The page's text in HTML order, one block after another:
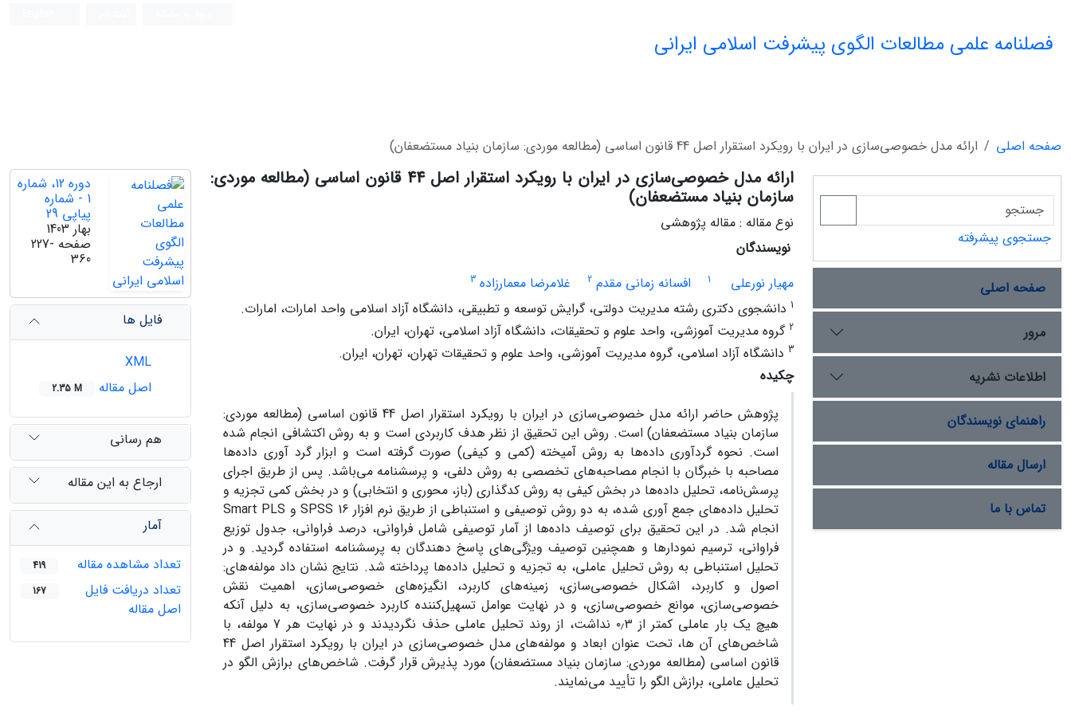
فصلنامه علمی مطالعات الگوی پیشرفت اسلامی ایرانی
صفحه اصلی ارائه مدل خصوصی‌سازی در ایران با رویکرد استقرار اصل 44 قانون اساسی (مطالعه موردی: سازمان بنیاد مستضعفان)
ارائه مدل خصوصی‌سازی در ایران با رویکرد استقرار اصل 44 قانون اساسی (مطالعه موردی:
سازمان بنیاد مستضعفان)
نوع مقاله : مقاله پژوهشی
نویسندگان
مهیار نورعلی
1 افسانه زمانی مقدم 2 غلامرضا معمارزاده 3
1 دانشجوی دکتری رشته مدیریت دولتی، گرایش توسعه و تطبیقی، دانشگاه آزاد اسلامی واحد امارات، امارات.
2 گروه مدیریت آموزشی، واحد علوم و تحقیقات، دانشگاه آزاد اسلامی، تهران، ایران.
3 دانشگاه آزاد اسلامی، گروه مدیریت آموزشی، واحد علوم و تحقیقات تهران، تهران، ایران.
چکیده
پژوهش حاضر ارائه مدل خصوصی‌سازی در ایران با رویکرد استقرار اصل 44 قانون اساسی (مطالعه موردی:
سازمان بنیاد مستضعفان) است. روش این تحقیق از نظر هدف کاربردی است و به روش اکتشافی انجام شده
است. نحوه گردآوری داده‌ها به روش آمیخته (کمی و کیفی) صورت گرفته است و ابزار گرد آوری داده‌ها
مصاحبه با خبرگان با انجام مصاحبه‌های تخصصی به روش دلفی، و پرسشنامه می‌باشد. پس از طریق اجرای
پرسش‌نامه، تحلیل داده‌ها در بخش کیفی به روش کدگذاری (باز، محوری و انتخابی) و در بخش کمی تجزیه و
تحلیل داده‌های جمع آوری شده، به دو روش توصیفی و استنباطی از طریق نرم افزار SPSS 16 و Smart PLS
انجام شد. در این تحقیق برای توصیف داده‌ها از آمار توصیفی شامل فراوانی، درصد فراوانی، جدول توزیع
فراوانی، ترسیم نمودارها و همچنین توصیف ویژگی‌های پاسخ دهندگان به پرسشنامه استفاده گردید. و در
تحلیل استنباطی به روش تحلیل عاملی، به تجزیه و تحلیل داده‌ها پرداخته شد. نتایج نشان داد مولفه‌های:
اصول و کاربرد، اشکال خصوصی‌سازی، زمینه‌های کاربرد، انگیزه‌های خصوصی‌سازی، اهمیت نقش
خصوصی‌سازی، موانع خصوصی‌سازی، و در نهایت عوامل تسهیل‌کننده کاربرد خصوصی‌سازی، به دلیل آنکه
هیچ یک بار عاملی کمتر از ۰٫۳ نداشت، از روند تحلیل عاملی حذف نگردیدند و در نهایت هر 7 مولفه، با
شاخص‌های آن ها، تحت عنوان ابعاد و مولفه‌های مدل خصوصی‌سازی در ایران با رویکرد استقرار اصل 44
قانون اساسی (مطالعه موردی: سازمان بنیاد مستضعفان) مورد پذیرش قرار گرفت. شاخص‌های برازش الگو در
تحلیل عاملی، برازش الگو را تأیید می‌نمایند.
دوره 12، شماره
1 - شماره
پیاپی 29
بهار 1403
صفحه 227-
360
فایل ها
اصل مقاله
2.35 M
هم رسانی
ارجاع به این مقاله
آمار
تعداد مشاهده مقاله
419
تعداد دریافت فایل
اصل مقاله
167
جستجوی پیشرفته
صفحه اصلی
مرور
اطلاعات نشریه
راهنمای نویسندگان
ارسال مقاله
تماس با ما